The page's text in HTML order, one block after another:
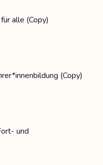
alle (Copy)
(Copy)
und